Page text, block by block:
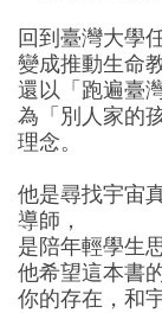
回到臺灣大學
變成推動生命
還以「跑遍臺
為「別人家的
理念。
他是尋找宇宙
導師，
是陪年輕學生
他希望這本書
你的存在，和